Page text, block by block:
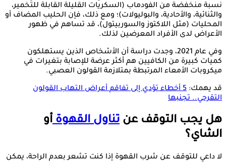
نسبة منخفضة من الفودماب (السكريات القليلة القابلة للتخمير،
والثنائية، والأحادية، والبوليولات)؛ ومع ذلك، فإن الحليب المضاف أو
المحليات (مثل اللاكتوز والسوربيتول)، قد تساهم في ظهور
الأعراض لدى الأفراد المعرضين لذلك.
وفي عام 2021، وجدت دراسة أن الأشخاص الذين يستهلكون
كميات كبيرة من الكافيين هم أكثر عرضة للإصابة بتغيرات في
ميكروبات الأمعاء المرتبطة بمتلازمة القولون العصبي.
قد يهمك:
5 أخطاء تؤدي إلى تفاقم أعراض التهاب القولون
التقرحي.. تجنبها
هل يجب التوقف عن تناول القهوةأو
الشاي؟
لا داعي للتوقف عن شرب القهوة إذا كنت تشعر بعدم الراحة، يمكن